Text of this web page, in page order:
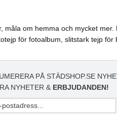
om hemma och mycket
för fotoalbum, slitstark tejp för
PÅ STÄDSHOP.SE
NYHETER & ERBJUDANDEN!